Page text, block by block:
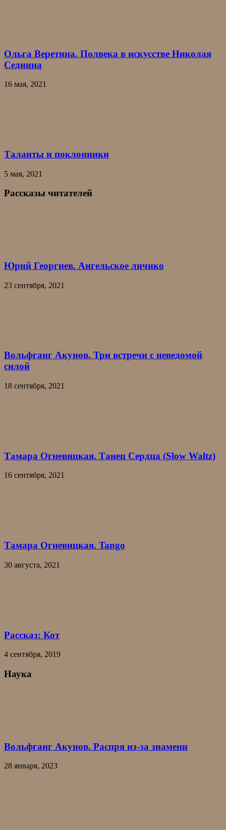
Ольга Веретина. Полвека в искусстве Николая
Седнина
16 мая, 2021
Таланты и поклонники
5 мая, 2021
Рассказы читателей
Юрий Георгиев. Ангельское личико
23 сентября, 2021
Вольфганг Акунов. Три встречи с неведомой
силой
18 сентября, 2021
Тамара Огневицкая. Танец Сердца (Slow Waltz)
16 сентября, 2021
Тамара Огневицкая. Tango
30 августа, 2021
Рассказ: Кот
4 сентября, 2019
Наука
Вольфганг Акунов. Распря из-за знамени
28 января, 2023